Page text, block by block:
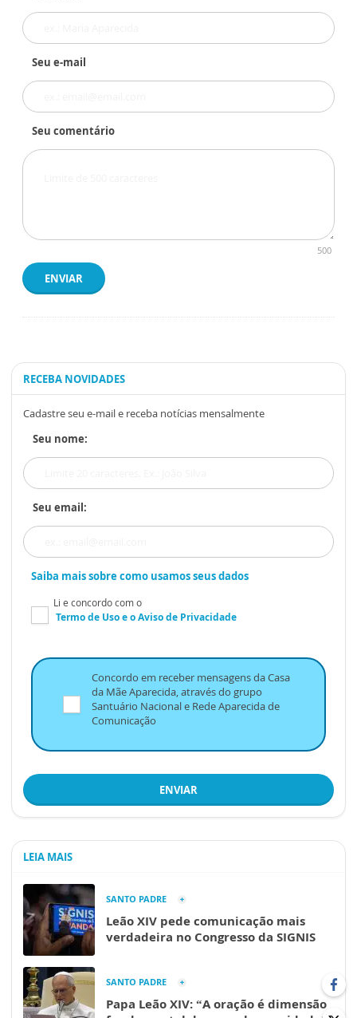
Seu e-mail
Seu comentário
500
ENVIAR
RECEBA NOVIDADES
Cadastre seu e-mail e receba notícias mensalmente
Seu nome:
Seu email:
Saiba mais sobre como usamos seus dados
Li e concordo com o
Termo de Usoe oAviso de Privacidade
Concordo em receber mensagens da Casa
da Mãe Aparecida, através do grupo
Santuário Nacional e Rede Aparecida de
Comunicação
ENVIAR
LEIA MAIS
SANTO PADRE
Leão XIV pede comunicação mais
verdadeira no Congresso da SIGNIS
SANTO PADRE
Papa Leão XIV: “A oração é dimensão